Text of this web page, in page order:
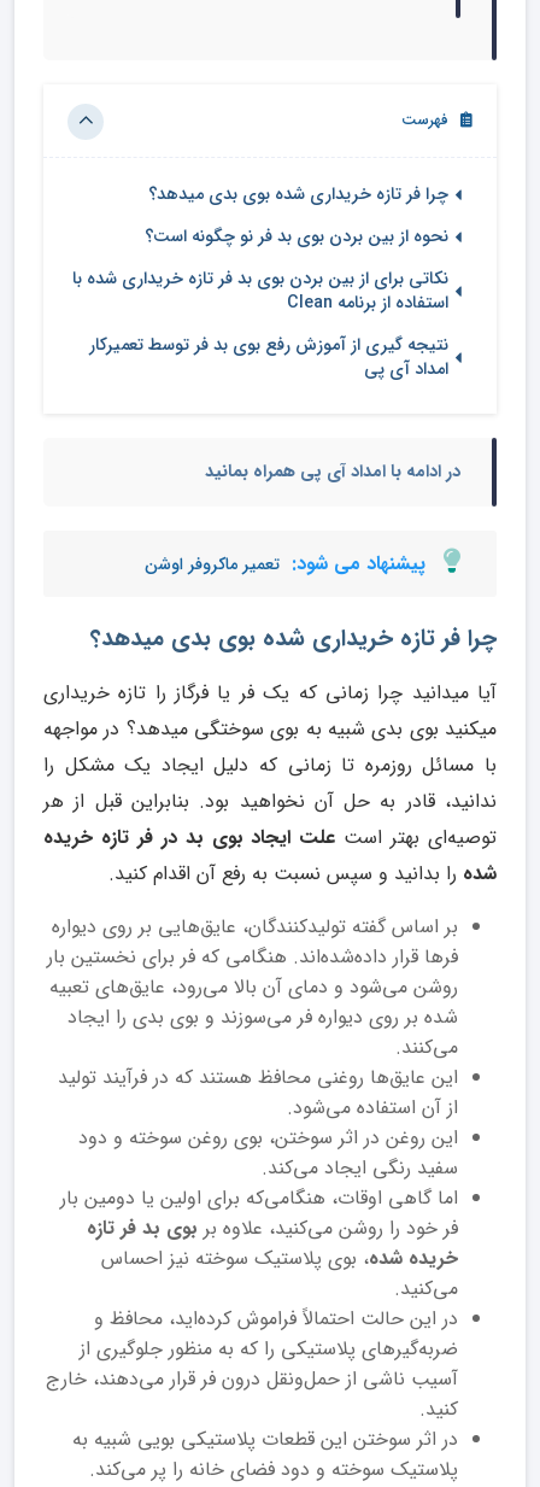
فهرست
چرا فر تازه خریداری شده بوی بدی میدهد؟
نحوه از بین بردن بوی بد فر نو چگونه است؟
نکاتی برای از بین بردن بوی بد فر تازه خریداری شده با
استفاده از برنامه Clean
نتیجه گیری از آموزش رفع بوی بد فر توسط تعمیرکار
امداد آی پی
در ادامه با امداد آی پی همراه بمانید
پیشنهاد می شود: تعمیر ماکروفر اوشن
چرا فر تازه خریداری شده بوی بدی میدهد؟
آیا میدانید چرا زمانی که یک فر یا فرگاز را تازه خریداری
میکنید بوی بدی شبیه به بوی سوختگی میدهد؟ در مواجهه
با مسائل روزمره تا زمانی که دلیل ایجاد یک مشکل را
ندانید، قادر به حل آن نخواهید بود. بنابراین قبل از هر
توصیه‌ای بهتر است علت ایجاد بوی بد در فر تازه خریده
شده را بدانید و سپس نسبت به رفع آن اقدام کنید.
بر اساس گفته تولیدکنندگان، عایق‌هایی بر روی دیواره
فرها قرار داده‌شده‌اند. هنگامی‌ که فر برای نخستین بار
روشن می‌شود و دمای آن بالا می‌رود، عایق‌های تعبیه‌
شده بر روی دیواره فر می‌سوزند و بوی بدی را ایجاد
می‌کنند.
این عایق‌ها روغنی محافظ هستند که در فرآیند تولید
از آن استفاده می‌شود.
این روغن در اثر سوختن، بوی روغن سوخته و دود
سفید رنگی ایجاد می‌کند.
اما گاهی اوقات، هنگامی‌که برای اولین یا دومین بار
فر خود را روشن می‌کنید، علاوه بر بوی بد فر تازه
خریده شده، بوی پلاستیک سوخته نیز احساس
می‌کنید.
در این حالت احتمالاً فراموش کرده‌اید، محافظ و
ضربه‌گیرهای پلاستیکی را که به منظور جلوگیری از
آسیب ناشی از حمل‌ونقل درون فر قرار می‌دهند، خارج
کنید.
در اثر سوختن این قطعات پلاستیکی بویی شبیه به
پلاستیک سوخته و دود فضای خانه را پر می‌کند.